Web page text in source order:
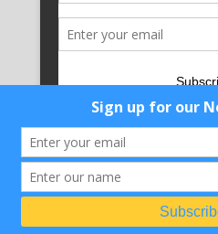
Copyright © 2026
Catch Kathmandu